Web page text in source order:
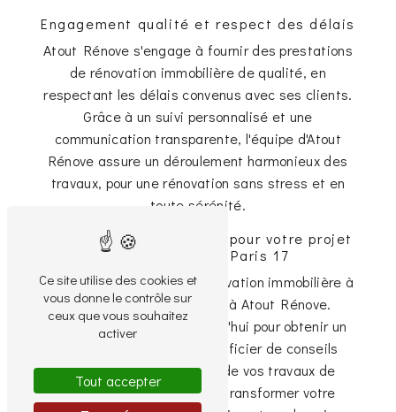
Engagement qualité et respect des délais
Atout Rénove s'engage à fournir des prestations
de rénovation immobilière de qualité, en
respectant les délais convenus avec ses clients.
Grâce à un suivi personnalisé et une
communication transparente, l'équipe d'Atout
Rénove assure un déroulement harmonieux des
travaux, pour une rénovation sans stress et en
toute sérénité.
Contactez Atout Rénove pour votre projet
de rénovation à Paris 17
Pour tous vos projets de rénovation immobilière à
Paris 17, faites confiance à Atout Rénove.
Contactez-nous dès aujourd'hui pour obtenir un
devis personnalisé et bénéficier de conseils
avisés pour la réalisation de vos travaux de
rénovation. Laissez-nous transformer votre
Ce site utilise des cookies et
vous donne le contrôle sur
ceux que vous souhaitez
activer
Tout accepter